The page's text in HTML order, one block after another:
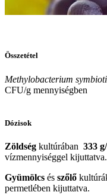
Összetétel
Methylobacterium
CFU/g mennyiségben
Dózisok
Zöldség kultúrában 333
vízmennyiséggel kijuttatva.
Gyümölcs és szőlő
permetlében kijuttatva.